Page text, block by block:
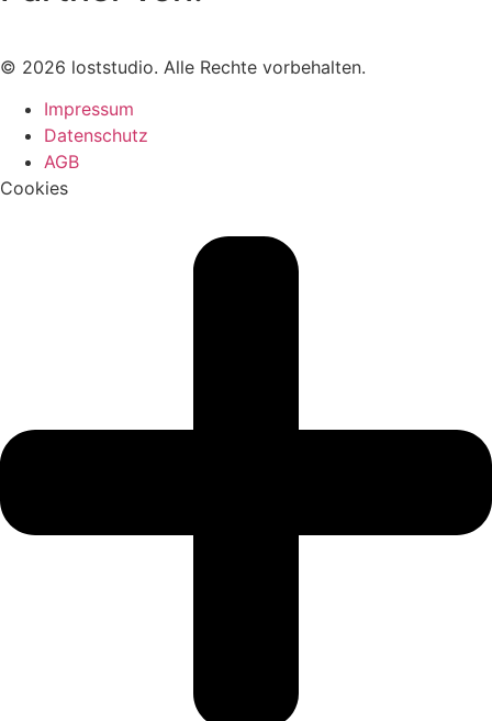
© 2026 loststudio. Alle Rechte vorbehalten.
Impressum
Datenschutz
AGB
Cookies